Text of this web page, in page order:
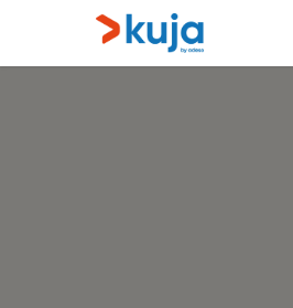
Skip to Content